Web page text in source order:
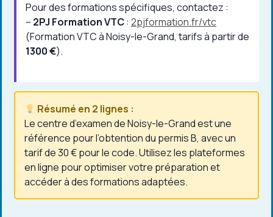
Pour des formations spécifiques, contactez :
– 2PJ Formation VTC: 2pjformation.fr/vtc
(Formation VTC à Noisy-le-Grand, tarifs à partir de
1300 €).
Résumé en 2 lignes :
Le centre d’examen de Noisy-le-Grand est une
référence pour l’obtention du permis B, avec un
tarif de 30 € pour le code. Utilisez les plateformes
en ligne pour optimiser votre préparation et
accéder à des formations adaptées.